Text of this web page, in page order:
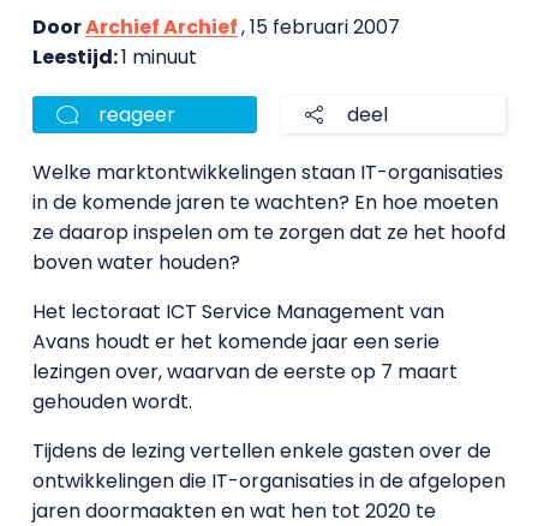
DoorArchief Archief, 15 februari 2007
Leestijd:1 minuut
reageer deel
Welke marktontwikkelingen staan IT-organisaties
in de komende jaren te wachten? En hoe moeten
ze daarop inspelen om te zorgen dat ze het hoofd
boven water houden?
Het lectoraat ICT Service Management van
Avans houdt er het komende jaar een serie
lezingen over, waarvan de eerste op 7 maart
gehouden wordt.
Tijdens de lezing vertellen enkele gasten over de
ontwikkelingen die IT-organisaties in de afgelopen
jaren doormaakten en wat hen tot 2020 te